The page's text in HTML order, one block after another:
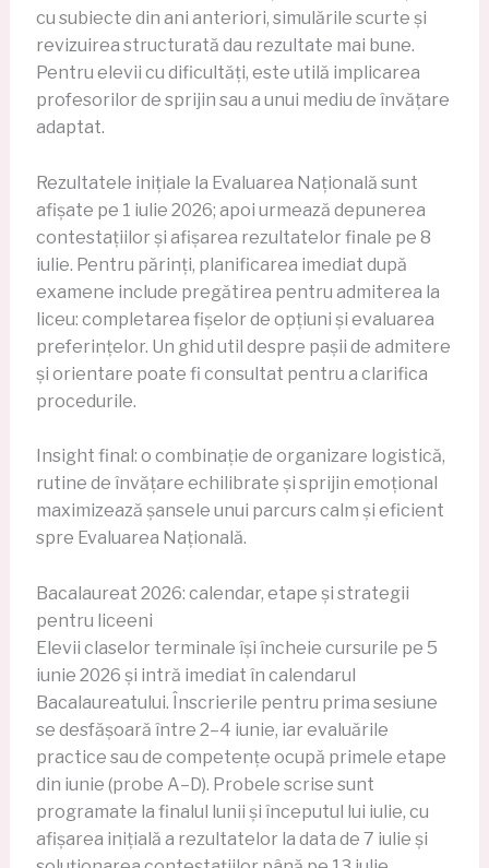
cu subiecte din ani anteriori, simulările scurte și
revizuirea structurată dau rezultate mai bune.
Pentru elevii cu dificultăți, este utilă implicarea
profesorilor de sprijin sau a unui mediu de învățare
adaptat.
Rezultatele inițiale la Evaluarea Națională sunt
afișate pe 1 iulie 2026; apoi urmează depunerea
contestațiilor și afișarea rezultatelor finale pe 8
iulie. Pentru părinți, planificarea imediat după
examene include pregătirea pentru admiterea la
liceu: completarea fișelor de opțiuni și evaluarea
preferințelor. Un ghid util despre pașii de admitere
și orientare poate fi consultat pentru a clarifica
procedurile.
Insight final: o combinație de organizare logistică,
rutine de învățare echilibrate și sprijin emoțional
maximizează șansele unui parcurs calm și eficient
spre Evaluarea Națională.
Bacalaureat 2026: calendar, etape și strategii
pentru liceeni
Elevii claselor terminale își încheie cursurile pe 5
iunie 2026 și intră imediat în calendarul
Bacalaureatului. Înscrierile pentru prima sesiune
se desfășoară între 2–4 iunie, iar evaluările
practice sau de competențe ocupă primele etape
din iunie (probe A–D). Probele scrise sunt
programate la finalul lunii și începutul lui iulie, cu
afișarea inițială a rezultatelor la data de 7 iulie și